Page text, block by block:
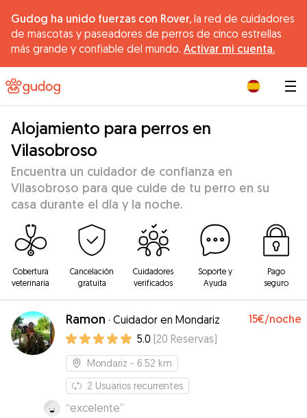
Gudog ha unido fuerzas con Rover, la red de cuidadores
de mascotas y paseadores de perros de cinco estrellas
más grande y confiable del mundo. Activar mi cuenta.
Alojamiento para perros en
Vilasobroso
Encuentra un cuidador de confianza en
Vilasobroso para que cuide de tu perro en su
casa durante el día y la noche.
Cobertura
veterinaria
Cancelación
gratuita
Cuidadores
verificados
Soporte y
Ayuda
Pago
seguro
Ramon · Cuidador en Mondariz 15€/noche
5.0 (20 Reservas)
Mondariz - 6.52 km
2 Usuarios recurrentes
“excelente”